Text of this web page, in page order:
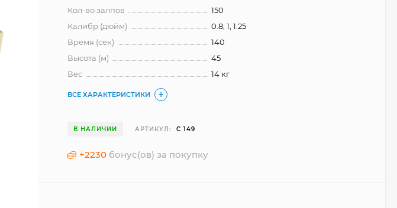
Кол-во залпов
150
Калибр (дюйм)
0.8, 1, 1.25
Время (сек)
140
Высота (м)
45
Вес
14 кг
ВСЕ ХАРАКТЕРИСТИКИ
В НАЛИЧИИ АРТИКУЛ: С 149
+2230 бонус(ов) за покупку